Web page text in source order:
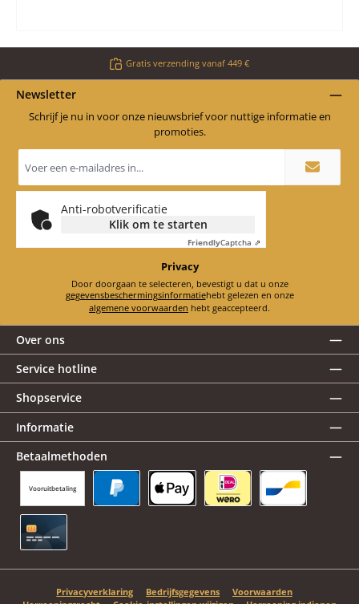
Gratis verzending vanaf 449 €
Newsletter
Schrijf je nu in voor onze nieuwsbrief voor nuttige informatie en
promoties.
mailadres
*
Anti-robotverificatie
Klik om te starten
FriendlyCaptcha ⇗
Privacy
Door doorgaan te selecteren, bevestigt u dat u onze
gegevensbeschermingsinformatie
hebt gelezen en onze
algemene voorwaarden hebt geaccepteerd.
Over ons
Service hotline
Shopservice
Informatie
Betaalmethoden
Vooruitbetaling
Privacyverklaring Bedrijfsgegevens
Voorwaarden